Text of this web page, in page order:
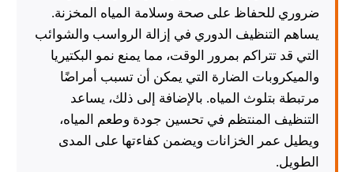
ضروري للحفاظ على صحة وسلامة المياه المخزنة.
يساهم التنظيف الدوري في إزالة الرواسب والشوائب
التي قد تتراكم بمرور الوقت، مما يمنع نمو البكتيريا
والميكروبات الضارة التي يمكن أن تسبب أمراضًا
مرتبطة بتلوث المياه. بالإضافة إلى ذلك، يساعد
التنظيف المنتظم في تحسين جودة وطعم المياه،
ويطيل عمر الخزانات ويضمن كفاءتها على المدى
الطويل.